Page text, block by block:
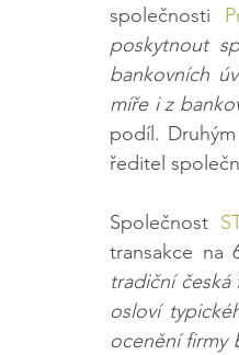
společnosti
poskytnout
bankovních
míře i z
podíl.
ředitel
Společnost
transakce na
tradiční
osloví
ocenění firmy